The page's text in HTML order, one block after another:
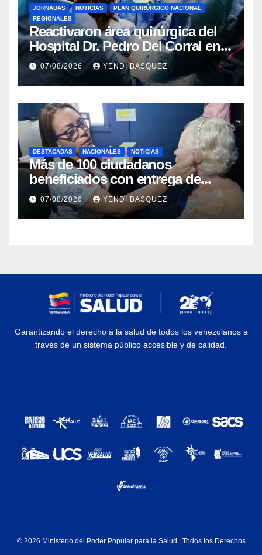
JORNADAS NOTICIAS
PLAN QUIRÚRGICO NACIONAL
REGIONALES
Reactivaron área quirúrgica del
Hospital Dr. Pedro Del Corral en
Guárico
07/08/2026 YENDI BASQUEZ
DESTACADAS NACIONALES NOTICIAS
Más de 100 ciudadanos
beneficiados con entrega de
prótesis auditivas en el Centro de
Rehabilitación J.J. Arvelo
07/08/2026 YENDI BASQUEZ
Garantizando el derecho a la salud de todos los venezolanos a
través de un sistema público accesible y de calidad.
© 2026 Ministerio del Poder Popular para la Salud | Todos los Derechos